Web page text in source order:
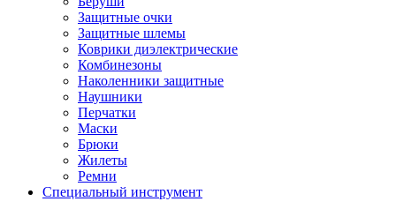
Защитные очки
Защитные шлемы
Коврики диэлектрические
Комбинезоны
Наколенники защитные
Наушники
Перчатки
Маски
Брюки
Жилеты
Ремни
Специальный инструмент